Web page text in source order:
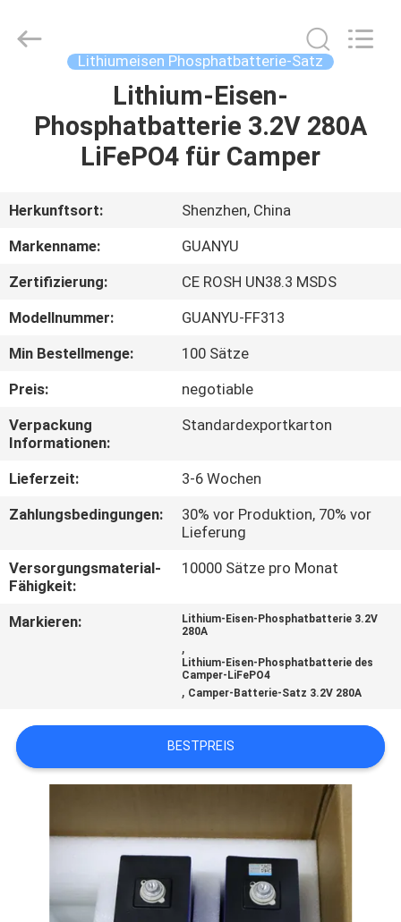
PRODUKTE
ÜBER
UNS
FABRIK-
AUSFLUG
QUALITÄTSKONTROLLE
TRETEN
SIE
MIT
IN
VERBINDUNG
ZITAT
POLICY
Lithiumeisen Phosphatbatterie-Satz
Lithium-Eisen-
Phosphatbatterie 3.2V 280A
LiFePO4 für Camper
Herkunftsort:
Shenzhen, China
Markenname:
GUANYU
Zertifizierung:
CE ROSH UN38.3 MSDS
Modellnummer:
GUANYU-FF313
Min Bestellmenge:
100 Sätze
Preis:
negotiable
Verpackung
Informationen:
Standardexportkarton
Lieferzeit:
3-6 Wochen
Zahlungsbedingungen:
30% vor Produktion, 70% vor
Lieferung
Versorgungsmaterial-
Fähigkeit:
10000 Sätze pro Monat
Markieren:
Lithium-Eisen-Phosphatbatterie 3.2V
280A
,
Lithium-Eisen-Phosphatbatterie des
Camper-LiFePO4
, Camper-Batterie-Satz 3.2V 280A
BESTPREIS